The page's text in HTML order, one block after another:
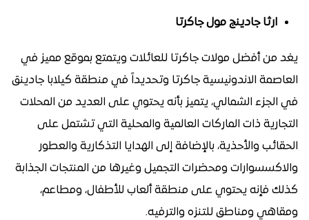
ارثا جادينج مول جاكرتا
يغد من أفضل مولات جاكرتا للعائلات ويتمتع بموقع مميز في
العاصمة الاندونيسية جاكرتا وتحديداً في منطقة كيلابا جادينق
في الجزء الشمالي، يتميز بأنه يحتوي على العديد من المحلات
التجارية ذات الماركات العالمية والمحلية التي تشتمل على
الحقائب والأحذية، بالإضافة إلى الهدايا التذكارية والعطور
والاكسسوارات ومحضرات التجميل وغيرها من المنتجات الجذابة
كذلك فإنه يحتوي على منطقة ألعاب للأطفال، ومطاعم،
ومقاهي ومناطق للتنزه والترفيه.